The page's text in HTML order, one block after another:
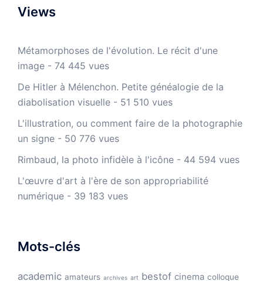
Views
Métamorphoses de l'évolution. Le récit d'une
image - 74 445 vues
De Hitler à Mélenchon. Petite généalogie de la
diabolisation visuelle - 51 510 vues
L'illustration, ou comment faire de la photographie
un signe - 50 776 vues
Rimbaud, la photo infidèle à l'icône - 44 594 vues
L'œuvre d'art à l'ère de son appropriabilité
numérique - 39 183 vues
Mots-clés
academic amateurs archives art bestof cinema colloque